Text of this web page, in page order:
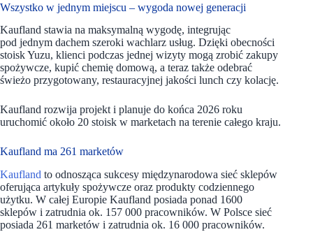
Wszystko w jednym miejscu – wygoda nowej generacji
Kaufland stawia na maksymalną wygodę, integrując
pod jednym dachem szeroki wachlarz usług. Dzięki obecności
stoisk Yuzu, klienci podczas jednej wizyty mogą zrobić zakupy
spożywcze, kupić chemię domową, a teraz także odebrać
świeżo przygotowany, restauracyjnej jakości lunch czy kolację.
Kaufland rozwija projekt i planuje do końca 2026 roku
uruchomić około 20 stoisk w marketach na terenie całego kraju.
Kaufland ma 261 marketów
Kaufland to odnosząca sukcesy międzynarodowa sieć sklepów
oferująca artykuły spożywcze oraz produkty codziennego
użytku. W całej Europie Kaufland posiada ponad 1600
sklepów i zatrudnia ok. 157 000 pracowników. W Polsce sieć
posiada 261 marketów i zatrudnia ok. 16 000 pracowników.